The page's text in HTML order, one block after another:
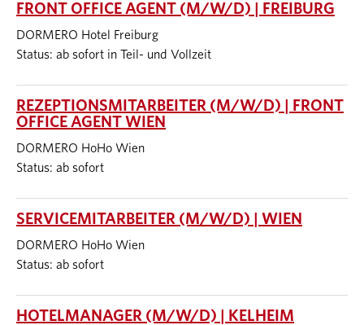
FRONT OFFICE AGENT (M/W/D) | FREIBURG
DORMERO Hotel Freiburg
Status: ab sofort in Teil- und Vollzeit
REZEPTIONSMITARBEITER (M/W/D) | FRONT
OFFICE AGENT WIEN
DORMERO HoHo Wien
Status: ab sofort
SERVICEMITARBEITER (M/W/D) | WIEN
DORMERO HoHo Wien
Status: ab sofort
HOTELMANAGER (M/W/D) | KELHEIM